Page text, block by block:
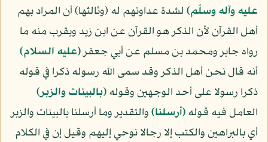
عليه وآله وسلّم)لشدة عداوتهم له (وثالثها) أن المراد بهم
أهل القرآن لأن الذكر هو القرآن عن ابن زيد ويقرب منه ما
رواه جابر ومحمد بن مسلم عن أبي جعفر(عليه السلام)
أنه قال نحن أهل الذكر وقد سمى الله رسوله ذكرا في قوله
ذكرا رسولا على أحد الوجهين وقوله﴿بالبينات والزبر﴾
العامل فيه قوله﴿أرسلنا﴾والتقدير وما أرسلنا بالبينات والزبر
أي بالبراهين والكتب إلا رجالا نوحي إليهم وقيل إن في الكلام